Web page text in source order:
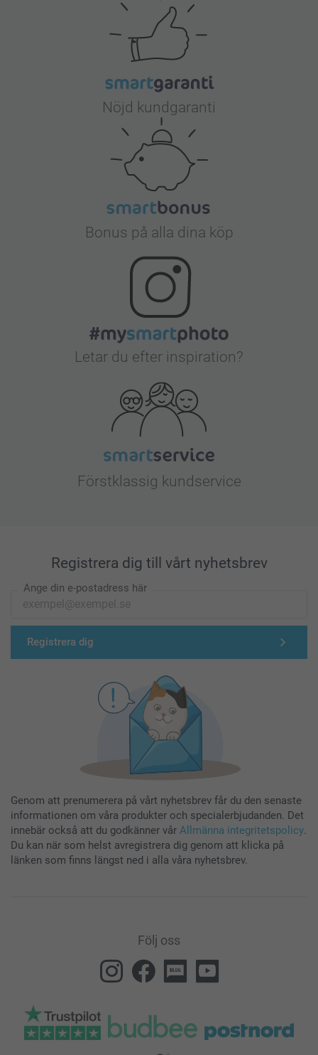
Nöjd kundgaranti
Bonus på alla dina köp
Letar du efter inspiration?
Förstklassig kundservice
Registrera dig till vårt nyhetsbrev
Ange din e-postadress här
Registrera dig
Genom att prenumerera på vårt nyhetsbrev får du den senaste
informationen om våra produkter och specialerbjudanden. Det
innebär också att du godkänner vår Allmänna integritetspolicy.
Du kan när som helst avregistrera dig genom att klicka på
länken som finns längst ned i alla våra nyhetsbrev.
Följ oss